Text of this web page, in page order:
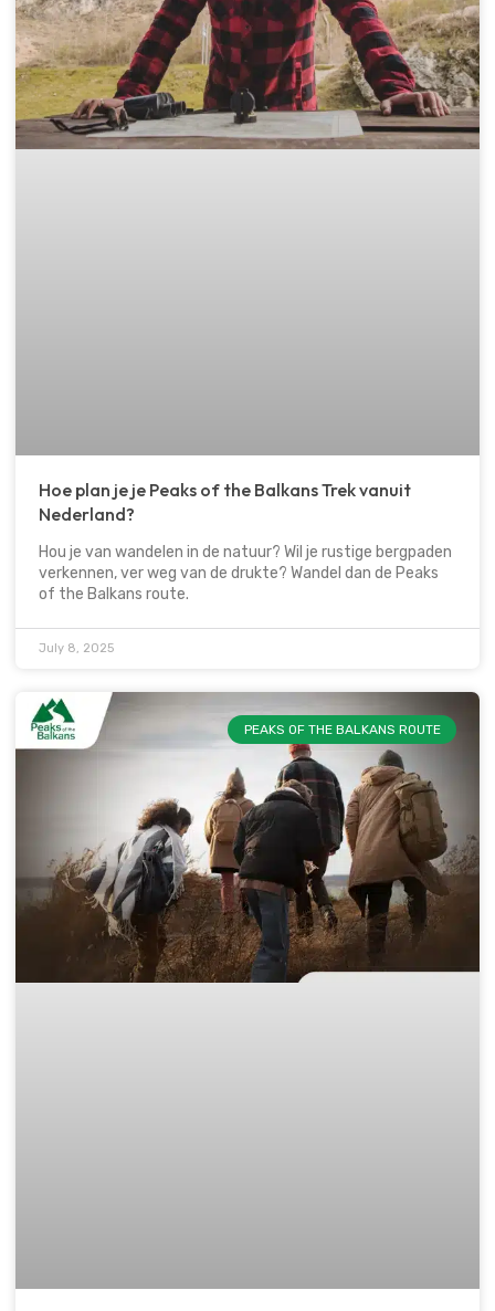
Hoe plan je je Peaks of the Balkans Trek vanuit
Nederland?
Hou je van wandelen in de natuur? Wil je rustige bergpaden
verkennen, ver weg van de drukte? Wandel dan de Peaks
of the Balkans route.
July 8, 2025
PEAKS OF THE BALKANS ROUTE